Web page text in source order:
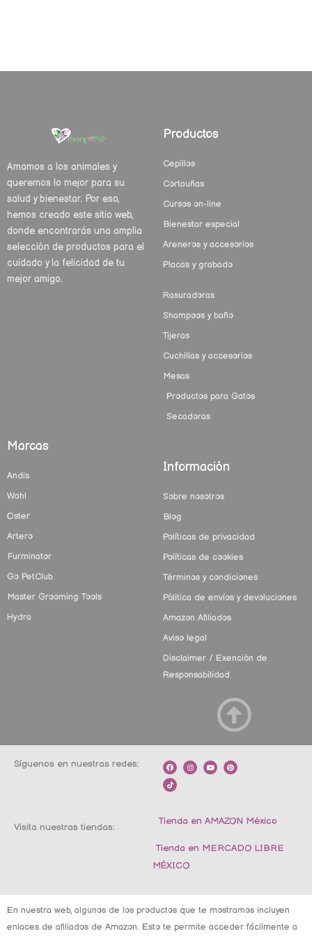
Amamos a los animales y
queremos lo mejor para su
salud y bienestar. Por eso,
hemos creado este sitio web,
donde encontrarás una amplia
selección de productos para el
cuidado y la felicidad de tu
mejor amigo.
Productos
Cepillos
Cortauñas
Cursos on-line
Bienestar especial
Areneros y accesorios
Placas y grabado
Rasuradoras
Shampoos y baño
Tijeras
Cuchillas y accesorios
Mesas
Productos para Gatos
Secadoras
Marcas
Andis
Wahl
Oster
Artero
Furminator
Go PetClub
Master Grooming Tools
Hydra
Información
Sobre nosotros
Blog
Políticas de privacidad
Políticas de cookies
Términos y condiciones
Pólitica de envíos y devoluciones
Amazon Afiliados
Aviso legal
Disclaimer / Exención de
Responsabilidad
Síguenos en nuestras redes:
F
a
c
e
b
I
n
s
m
Y
o
u
P
i
n
t
T
i
k
t
o
Visita nuestras tiendas:
Tienda en AMAZON México
Tienda en MERCADO LIBRE
MÉXICO
En nuestra web, algunos de los productos que te mostramos incluyen
enlaces de afiliados de Amazon. Esto te permite acceder fácilmente a